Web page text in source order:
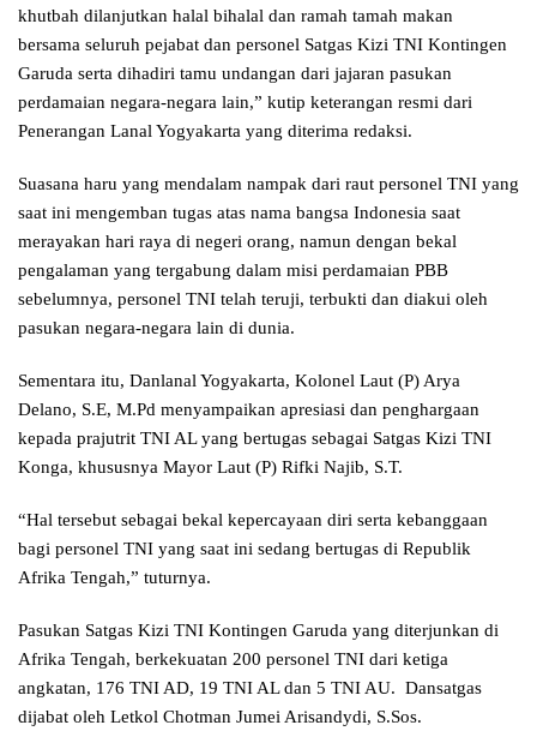
khutbah dilanjutkan halal bihalal dan ramah tamah makan
bersama seluruh pejabat dan personel Satgas Kizi TNI Kontingen
Garuda serta dihadiri tamu undangan dari jajaran pasukan
perdamaian negara-negara lain,” kutip keterangan resmi dari
Penerangan Lanal Yogyakarta yang diterima redaksi.
Suasana haru yang mendalam nampak dari raut personel TNI yang
saat ini mengemban tugas atas nama bangsa Indonesia saat
merayakan hari raya di negeri orang, namun dengan bekal
pengalaman yang tergabung dalam misi perdamaian PBB
sebelumnya, personel TNI telah teruji, terbukti dan diakui oleh
pasukan negara-negara lain di dunia.
Sementara itu, Danlanal Yogyakarta, Kolonel Laut (P) Arya
Delano, S.E, M.Pd menyampaikan apresiasi dan penghargaan
kepada prajutrit TNI AL yang bertugas sebagai Satgas Kizi TNI
Konga, khususnya Mayor Laut (P) Rifki Najib, S.T.
“Hal tersebut sebagai bekal kepercayaan diri serta kebanggaan
bagi personel TNI yang saat ini sedang bertugas di Republik
Afrika Tengah,” tuturnya.
Pasukan Satgas Kizi TNI Kontingen Garuda yang diterjunkan di
Afrika Tengah, berkekuatan 200 personel TNI dari ketiga
angkatan, 176 TNI AD, 19 TNI AL dan 5 TNI AU. Dansatgas
dijabat oleh Letkol Chotman Jumei Arisandydi, S.Sos.